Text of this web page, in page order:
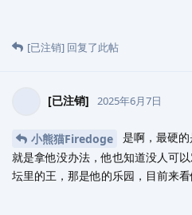
[已注销] 回复了此帖
[已注销] 2025年6月7日
小熊猫Firedoge
是啊，最硬
就是拿他没办法，他也知道没人可
坛里的王，那是他的乐园，目前来